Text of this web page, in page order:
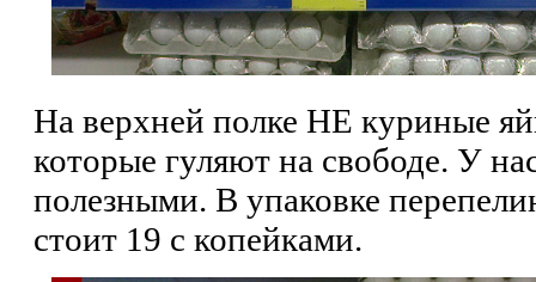
На верхней полке НЕ куриные
которые гуляют на свободе. У
полезными. В упаковке
стоит 19 с копейками.